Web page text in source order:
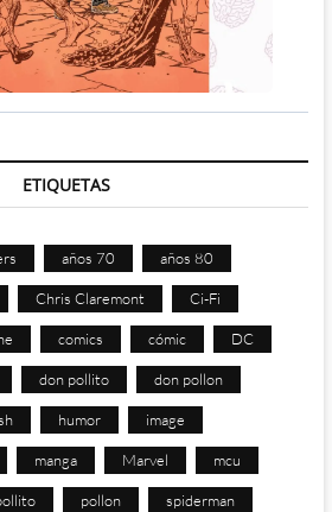
ETIQUETAS
años 70 años 80
Chris Claremont Ci-Fi
comics cómic DC
don pollito don pollon
humor image
manga Marvel mcu
pollon spiderman